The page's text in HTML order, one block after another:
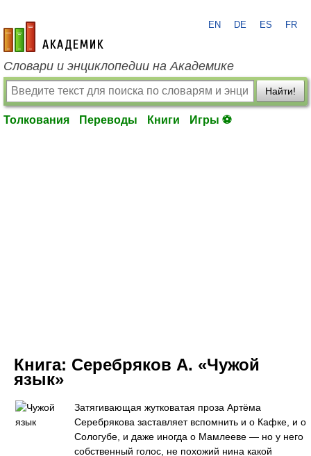
academic.ru
EN DE ES FR
Словари и энциклопедии на Академике
Найти!
Толкования Переводы Книги Игры ⚽
Книга: Серебряков А. «Чужой
язык»
Затягивающая жутковатая проза Артёма
Серебрякова заставляет вспомнить и о Кафке, и о
Сологубе, и даже иногда о Мамлееве — но у него
собственный голос, не похожий нина какой